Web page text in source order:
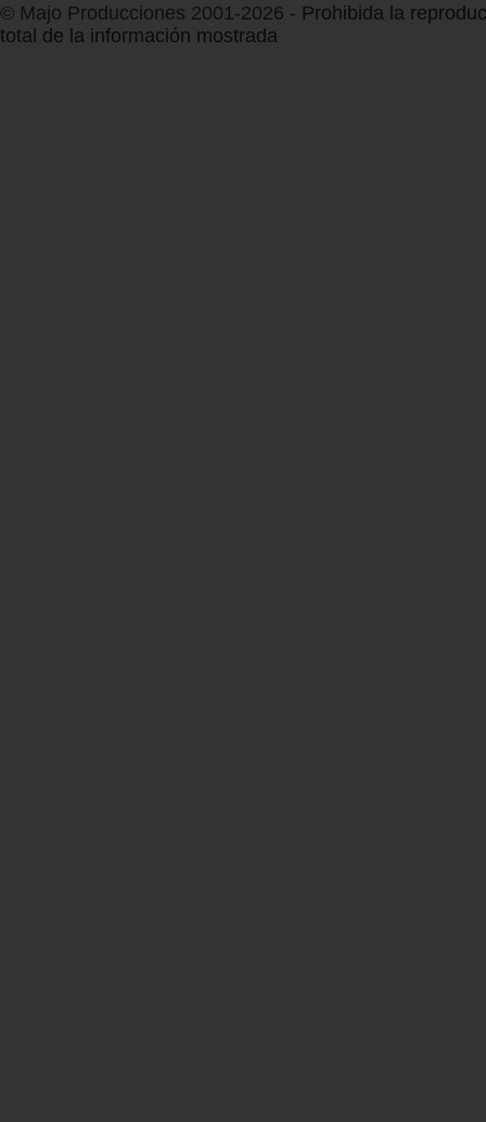
© Majo Producciones 2001-2026 - Prohibida la
total de la información mostrada